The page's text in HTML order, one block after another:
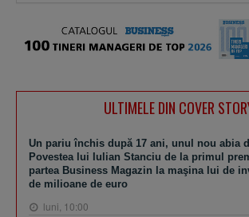
ULTIMELE DIN COVER
Un pariu închis după 17 ani, unul nou abia
Povestea lui Iulian Stanciu de la primul
partea Business Magazin la maşina lui de
de milioane de euro
luni, 10:00